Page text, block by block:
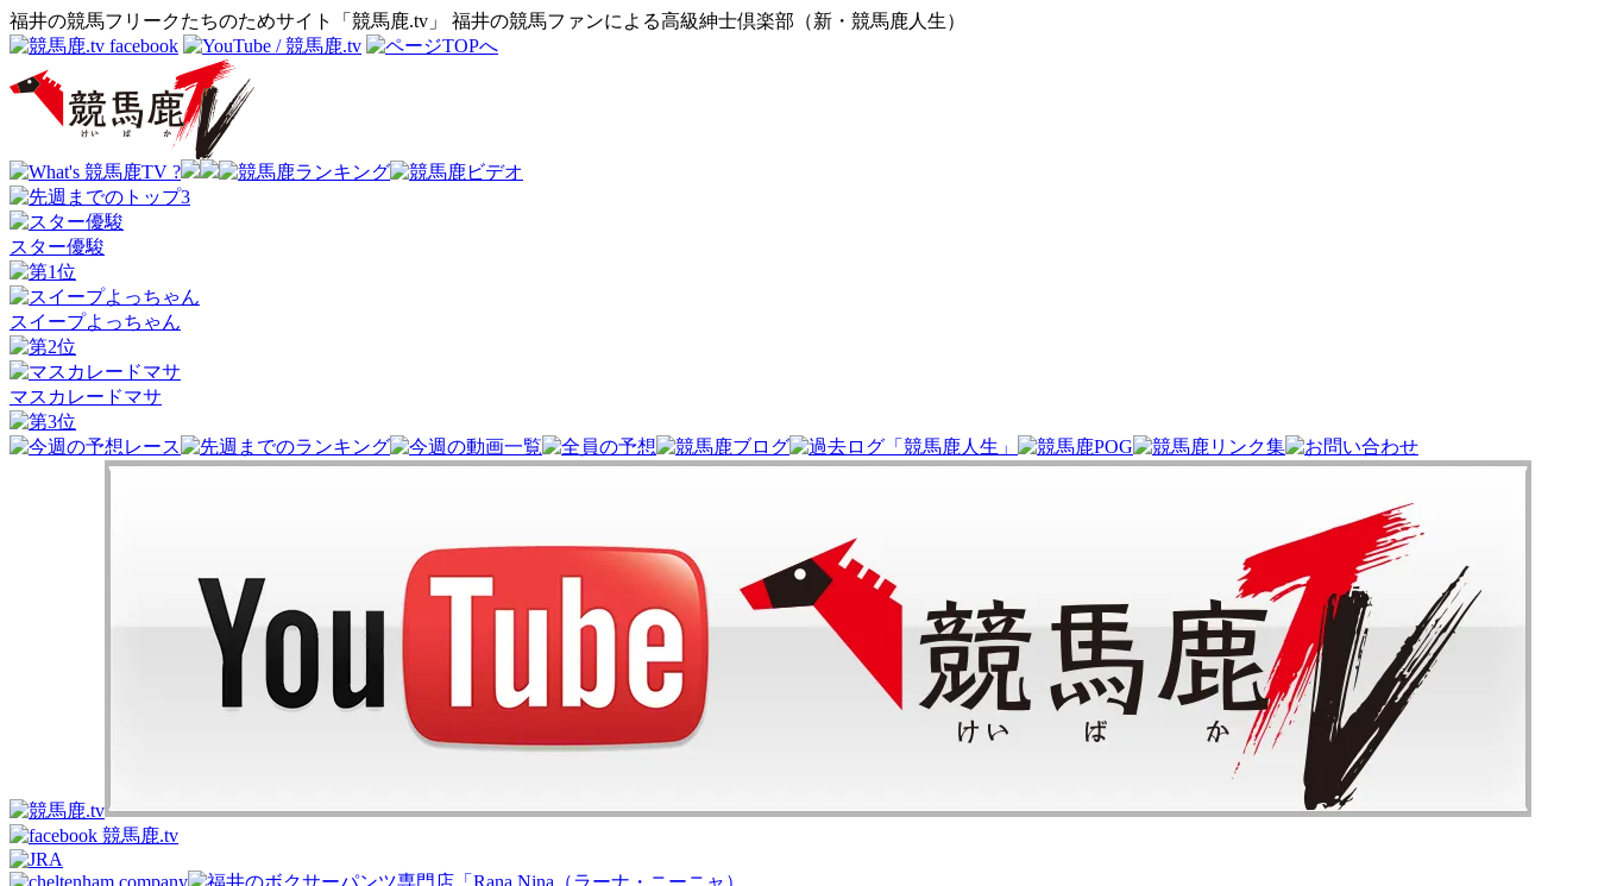
福井の競馬フリークたちのためサイト「競馬鹿.tv」 福井の競馬ファンによる高級紳士倶楽部（新・競馬鹿人生）
スター優駿
スイープよっちゃん
マスカレードマサ